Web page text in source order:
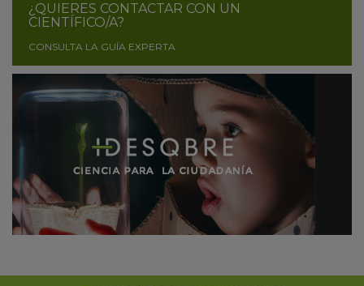
¿QUIERES CONTACTAR CON UN
CIENTÍFICO/A?
CONSULTA LA GUÍA EXPERTA